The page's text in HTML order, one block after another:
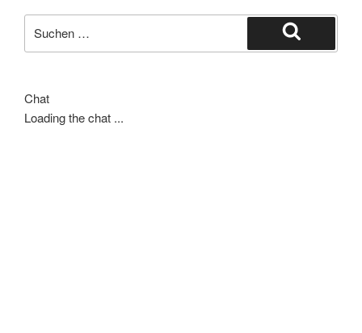
nach:
Suchen
Chat
Loading the chat ...